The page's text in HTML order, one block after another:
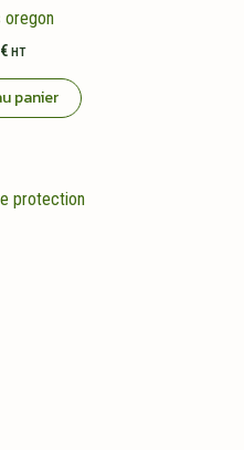
oregon
€ HT
panier